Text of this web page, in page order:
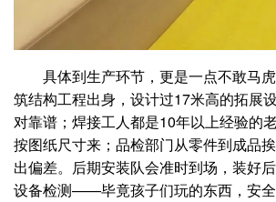
具体到生产环节，更是一点不敢马
筑结构工程出身，设计过17米高的拓展
对靠谱；焊接工人都是10年以上经验的
按图纸尺寸来；品检部门从零件到成品
出偏差。后期安装队会准时到场，装好
设备检测——毕竟孩子们玩的东西，安全